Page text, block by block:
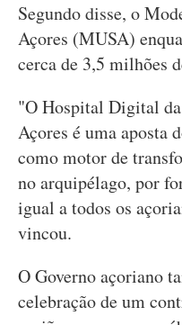
Segundo disse, o
Açores (MUSA)
cerca de 3,5 milhões
"O Hospital Digital
Açores é uma aposta
como motor de
no arquipélago, por
igual a todos os
vincou.
O Governo açoriano
celebração de um